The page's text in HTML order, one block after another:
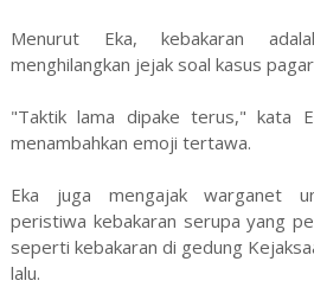
Menurut Eka, kebakaran
menghilangkan jejak soal kasus
"Taktik lama dipake terus," kata
menambahkan emoji tertawa.
Eka juga mengajak warganet
peristiwa kebakaran serupa yang
seperti kebakaran di gedung
lalu.